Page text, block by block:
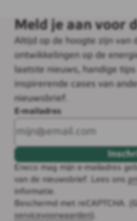
Meld je aan voor
Altijd op de hoogte zijn van
ontwikkelingen op de
laatste nieuws, handige
inspirerende cases van
nieuwsbrief.
E-mailadres
Eneco mag mijn e-mailadres
van de nieuwsbrief. Lees ons
informatie.
Beschermd met reCAPTCHA.
servicevoorwaarden